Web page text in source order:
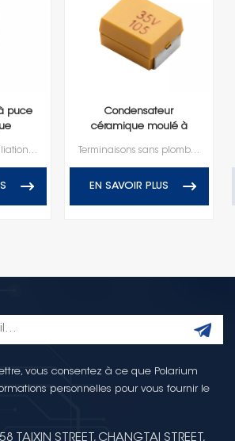
puce
Sans plomb les résiliations, RoHS et conforme à la portée
Condensateur
céramique moulé à
Terminaisons sans plomb, conformes RoHS et Reach
EN SAVOIR PLUS
vous consentez à ce que Polarium
personnelles pour vous fournir le
TAIXIN STREET, CHANGTAI STREET,